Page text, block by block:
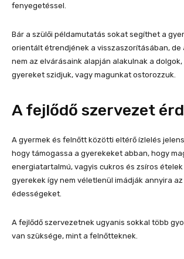
fenyegetéssel.
Bár a szülői példamutatás sokat segíthet a
orientált étrendjének a visszaszorításában, de
nem az elvárásaink alapján alakulnak a dolgok,
gyereket szidjuk, vagy magunkat ostorozzuk.
A fejlődő szervezet
A gyermek és felnőtt közötti eltérő ízlelés
hogy támogassa a gyerekeket abban, hogy
energiatartalmú, vagyis cukros és zsíros
gyerekek így nem véletlenül imádják annyira
édességeket.
A fejlődő szervezetnek ugyanis sokkal több
van szüksége, mint a felnőtteknek.